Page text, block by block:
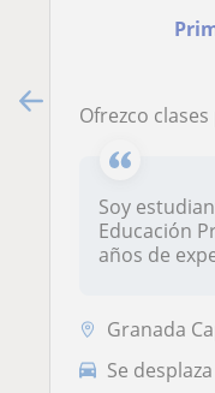
Ofrezco clases
Soy
Educación
años de
Granada
Se